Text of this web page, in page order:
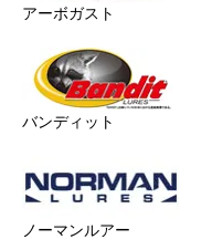
アーボガスト
バンディット
ノーマンルアー